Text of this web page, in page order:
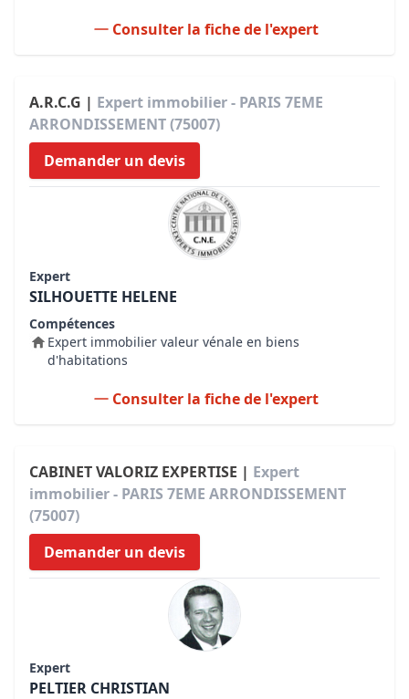
Consulter la fiche de l'expert
A.R.C.G | Expert immobilier - PARIS 7EME
ARRONDISSEMENT (75007)
Demander un devis
Expert
SILHOUETTE HELENE
Compétences
Expert immobilier valeur vénale en biens
d'habitations
Consulter la fiche de l'expert
CABINET VALORIZ EXPERTISE | Expert
immobilier - PARIS 7EME ARRONDISSEMENT
(75007)
Demander un devis
Expert
PELTIER CHRISTIAN